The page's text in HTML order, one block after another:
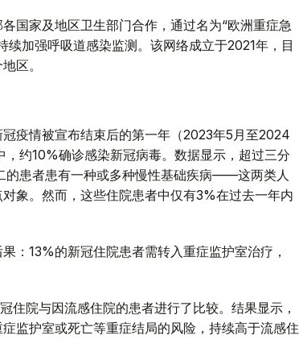
国家及地区卫生部门合作，通过名为“欧洲重症急
加强呼吸道感染监测。该网络成立于2021年，目
区。
疫情被宣布结束后的第一年（2023年5月至2024
约10%确诊感染新冠病毒。数据显示，超过三分
的患者患有一种或多种慢性基础疾病——这两类人
象。然而，这些住院患者中仅有3%在过去一年内
：13%的新冠住院患者需转入重症监护室治疗，
院与因流感住院的患者进行了比较。结果显示，
监护室或死亡等重症结局的风险，持续高于流感住